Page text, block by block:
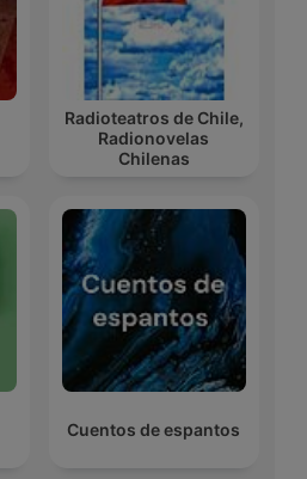
Radioteatros de Chile,
Radionovelas
Chilenas
Cuentos de espantos